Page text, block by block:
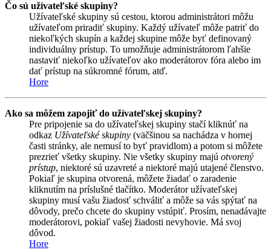
Čo sú užívateľské skupiny?
Užívateľské skupiny sú cestou, ktorou administrátori môžu
užívateľom priradiť skupiny. Každý užívateľ môže patriť do
niekoľkých skupín a každej skupine môže byť definovaný
individuálny prístup. To umožňuje administrátorom ľahšie
nastaviť niekoľko užívateľov ako moderátorov fóra alebo im
dať prístup na súkromné fórum, atď.
Hore
Ako sa môžem zapojiť do užívateľskej skupiny?
Pre pripojenie sa do užívateľskej skupiny stačí kliknúť na
odkaz Užívateľské skupiny (väčšinou sa nachádza v hornej
časti stránky, ale nemusí to byť pravidlom) a potom si môžete
prezrieť všetky skupiny. Nie všetky skupiny majú otvorený
prístup, niektoré sú uzavreté a niektoré majú utajené členstvo.
Pokiaľ je skupina otvorená, môžete žiadať o zaradenie
kliknutím na príslušné tlačítko. Moderátor užívateľskej
skupiny musí vašu žiadosť schváliť a môže sa vás spýtať na
dôvody, prečo chcete do skupiny vstúpiť. Prosím, nenadávajte
moderátorovi, pokiaľ vašej žiadosti nevyhovie. Má svoj
dôvod.
Hore